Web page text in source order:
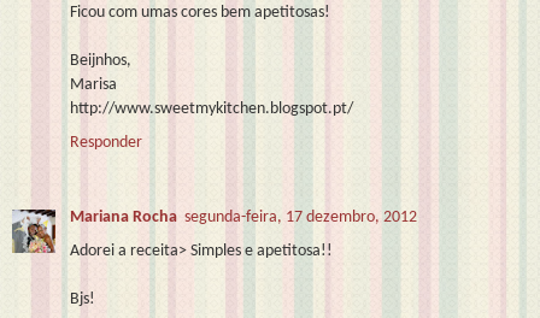
Ficou com umas cores bem apetitosas!
Beijnhos,
Marisa
http://www.sweetmykitchen.blogspot.pt/
Responder
Mariana Rocha segunda-feira, 17 dezembro, 2012
Adorei a receita> Simples e apetitosa!!
Bjs!